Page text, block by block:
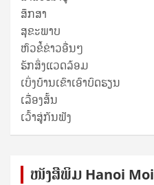
ສຶກສາ
ສຸ​ຂະ​ພາບ
ຫົວຂໍ້ຂ່າວອື່ນໆ
ຮັກສິ່ງແວດລ້ອມ
ເບິ່ງບ້ານເຂົາເອົາບົດຮຽນ
ເລື່ອງສັ້ນ
ເວົ້າສູ່ກັນຟັງ
ໜັງ​ສື​ພິມ Hanoi Moi